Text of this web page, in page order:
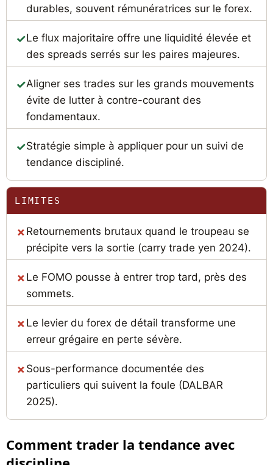
durables, souvent rémunératrices sur le forex.
Le flux majoritaire offre une liquidité élevée et
des spreads serrés sur les paires majeures.
Aligner ses trades sur les grands mouvements
évite de lutter à contre-courant des
fondamentaux.
Stratégie simple à appliquer pour un suivi de
tendance discipliné.
LIMITES
Retournements brutaux quand le troupeau se
précipite vers la sortie (carry trade yen 2024).
Le FOMO pousse à entrer trop tard, près des
sommets.
Le levier du forex de détail transforme une
erreur grégaire en perte sévère.
Sous-performance documentée des
particuliers qui suivent la foule (DALBAR
2025).
Comment trader la tendance avec